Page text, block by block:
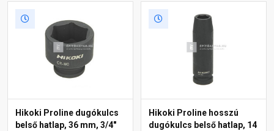
Hikoki Proline dugókulcs
belső hatlap, 36 mm, 3/4"
Hikoki Proline hosszú
dugókulcs belső hatlap, 14